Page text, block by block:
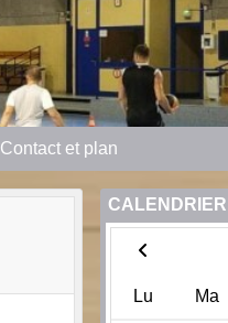
Contact et plan
CALENDRIER
Lu Ma